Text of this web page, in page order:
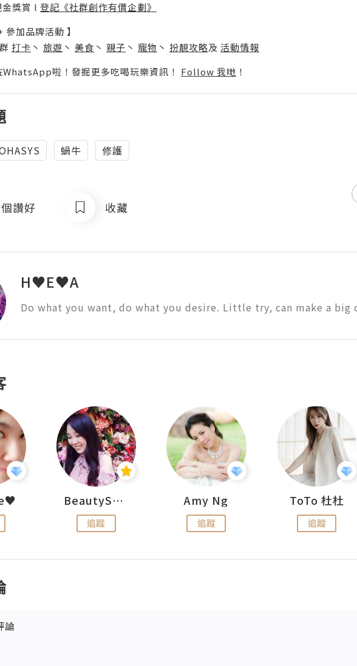
獎賞 l 登記《社群創作有價企劃》
參加品牌活動 】
打卡 丶 旅遊 丶 美食 丶 親子 丶 寵物 丶 扮靚攻略及 活動情報
啦！發掘更多吃喝玩樂資訊！ Follow 我哋 ！
蝸牛 修護
讚好 收藏
H♥E♥A
Do what you want, do what you desire. Little try, can make a big
BeautySearch
追蹤
Amy Ng
追蹤
ToTo 杜杜
追蹤
論